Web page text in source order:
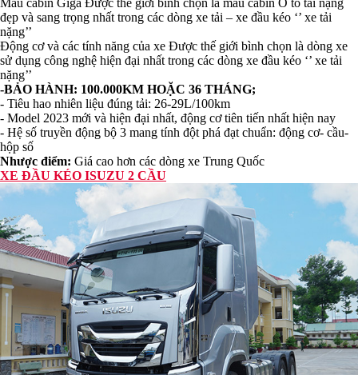
kéo Mỹ
Thái Lan
XE ĐẦU KÉO ISUZU
xe đầu kéo 1 cầu
XE ĐẦU KÉO 2 CẦU
XE TẢI 4 CHÂN
SOMI ROMOOC
XE TẢI BÁN HÀNG
ĐỘNG
kiểm
kế cải tạo
Mẫu cabin Giga Được thế giới bình chọn là mẫu cabin Ô tô tải nặng
đẹp và sang trọng nhất trong các dòng xe tải – xe đầu kéo ‘’ xe tải
nặng’’
Động cơ và các tính năng của xe Được thế giới bình chọn là dòng xe
sử dụng công nghệ hiện đại nhất trong các dòng xe đầu kéo ‘’ xe tải
nặng’’
-BẢO HÀNH: 100.000KM HOẶC 36 THÁNG;
- Tiêu hao nhiên liệu đúng tải: 26-29L/100km
- Model 2023 mới và hiện đại nhất, động cơ tiên tiến nhất hiện nay
- Hệ số truyền động bộ 3 mang tính đột phá đạt chuẩn: động cơ- cầu-
hộp số
Nhược điểm: Giá cao hơn các dòng xe Trung Quốc
XE ĐẦU KÉO ISUZU 2 CẦU